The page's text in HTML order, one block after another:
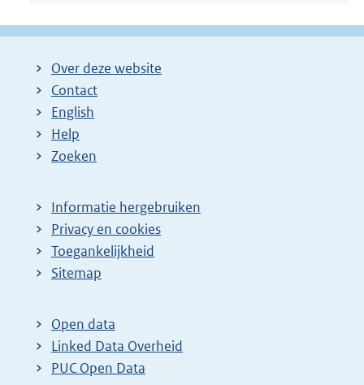
Over deze website
Contact
English
Help
Zoeken
Informatie hergebruiken
Privacy en cookies
Toegankelijkheid
Sitemap
Open data
Linked Data Overheid
PUC Open Data